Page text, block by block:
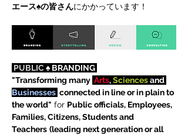
エース♠の皆さんにかかっています！
PUBLIC ♠ BRANDING
"Transforming many Arts, Sciences and
Businesses connected in line or in plain to
the world" for Public officials, Employees,
Families, Citizens, Students and
Teachers (leading next generation or all